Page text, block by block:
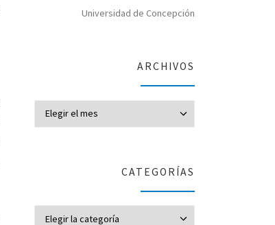
Universidad de Concepción
ARCHIVOS
CATEGORÍAS